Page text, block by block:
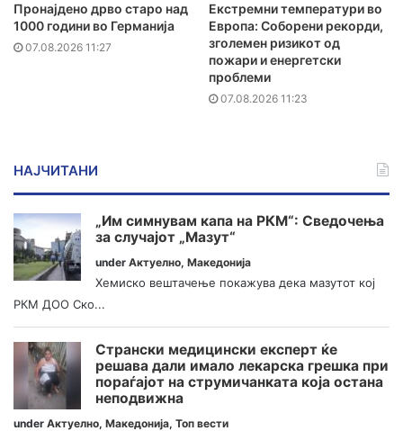
Пронајдено дрво старо над
1000 години во Германија
07.08.2026 11:27
Екстремни температури во
Европа: Соборени рекорди,
зголемен ризикот од
пожари и енергетски
проблеми
07.08.2026 11:23
НАЈЧИТАНИ
„Им симнувам капа на РКМ“: Сведочења
за случајот „Мазут“
under Актуелно, Македонија
Хемиско вештачење покажува дека мазутот кој
РКМ ДОО Ско...
Странски медицински експерт ќе
решава дали имало лекарска грешка при
пораѓајот на струмичанката која остана
неподвижна
under Актуелно, Македонија, Топ вести